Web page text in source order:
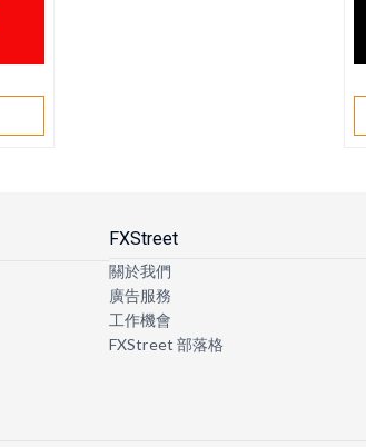
FXStreet
關於我們
廣告服務
工作機會
FXStreet 部落格